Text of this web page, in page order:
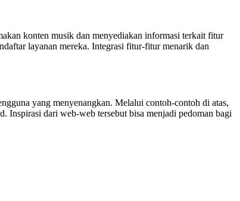
konten musik dan menyediakan informasi terkait fitur
layanan mereka. Integrasi fitur-fitur menarik dan
yang menyenangkan. Melalui contoh-contoh di atas,
Inspirasi dari web-web tersebut bisa menjadi pedoman bagi